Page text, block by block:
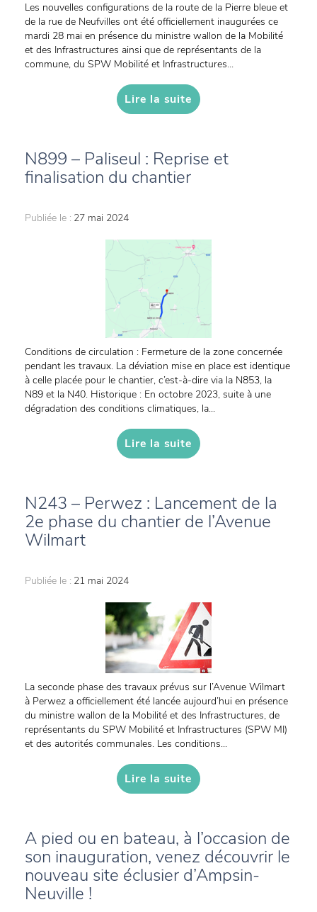
Les nouvelles configurations de la route de la Pierre bleue et
de la rue de Neufvilles ont été officiellement inaugurées ce
mardi 28 mai en présence du ministre wallon de la Mobilité
et des Infrastructures ainsi que de représentants de la
commune, du SPW Mobilité et Infrastructures...
Lire la suite
N899 – Paliseul : Reprise et
finalisation du chantier
Publiée le : 27 mai 2024
Conditions de circulation : Fermeture de la zone concernée
pendant les travaux. La déviation mise en place est identique
à celle placée pour le chantier, c’est-à-dire via la N853, la
N89 et la N40. Historique : En octobre 2023, suite à une
dégradation des conditions climatiques, la...
Lire la suite
N243 – Perwez : Lancement de la
2e phase du chantier de l’Avenue
Wilmart
Publiée le : 21 mai 2024
La seconde phase des travaux prévus sur l’Avenue Wilmart
à Perwez a officiellement été lancée aujourd’hui en présence
du ministre wallon de la Mobilité et des Infrastructures, de
représentants du SPW Mobilité et Infrastructures (SPW MI)
et des autorités communales. Les conditions...
Lire la suite
A pied ou en bateau, à l’occasion de
son inauguration, venez découvrir le
nouveau site éclusier d’Ampsin-
Neuville !